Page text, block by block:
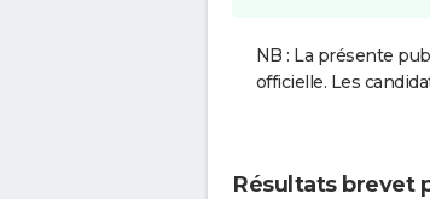
NB : La présente
officielle. Les
Résultats brevet